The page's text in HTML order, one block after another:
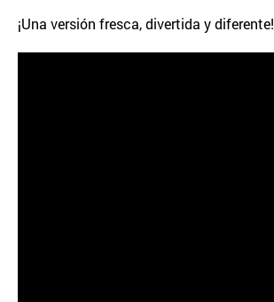
¡Una versión fresca, divertida y diferente!